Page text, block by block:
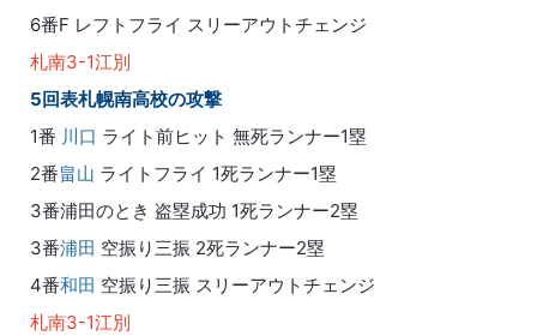
6番F レフトフライ スリーアウトチェンジ
札南3-1江別
5回表札幌南高校の攻撃
1番 川口 ライト前ヒット 無死ランナー1塁
2番畠山 ライトフライ 1死ランナー1塁
3番浦田のとき 盗塁成功 1死ランナー2塁
3番浦田 空振り三振 2死ランナー2塁
4番和田 空振り三振 スリーアウトチェンジ
札南3-1江別